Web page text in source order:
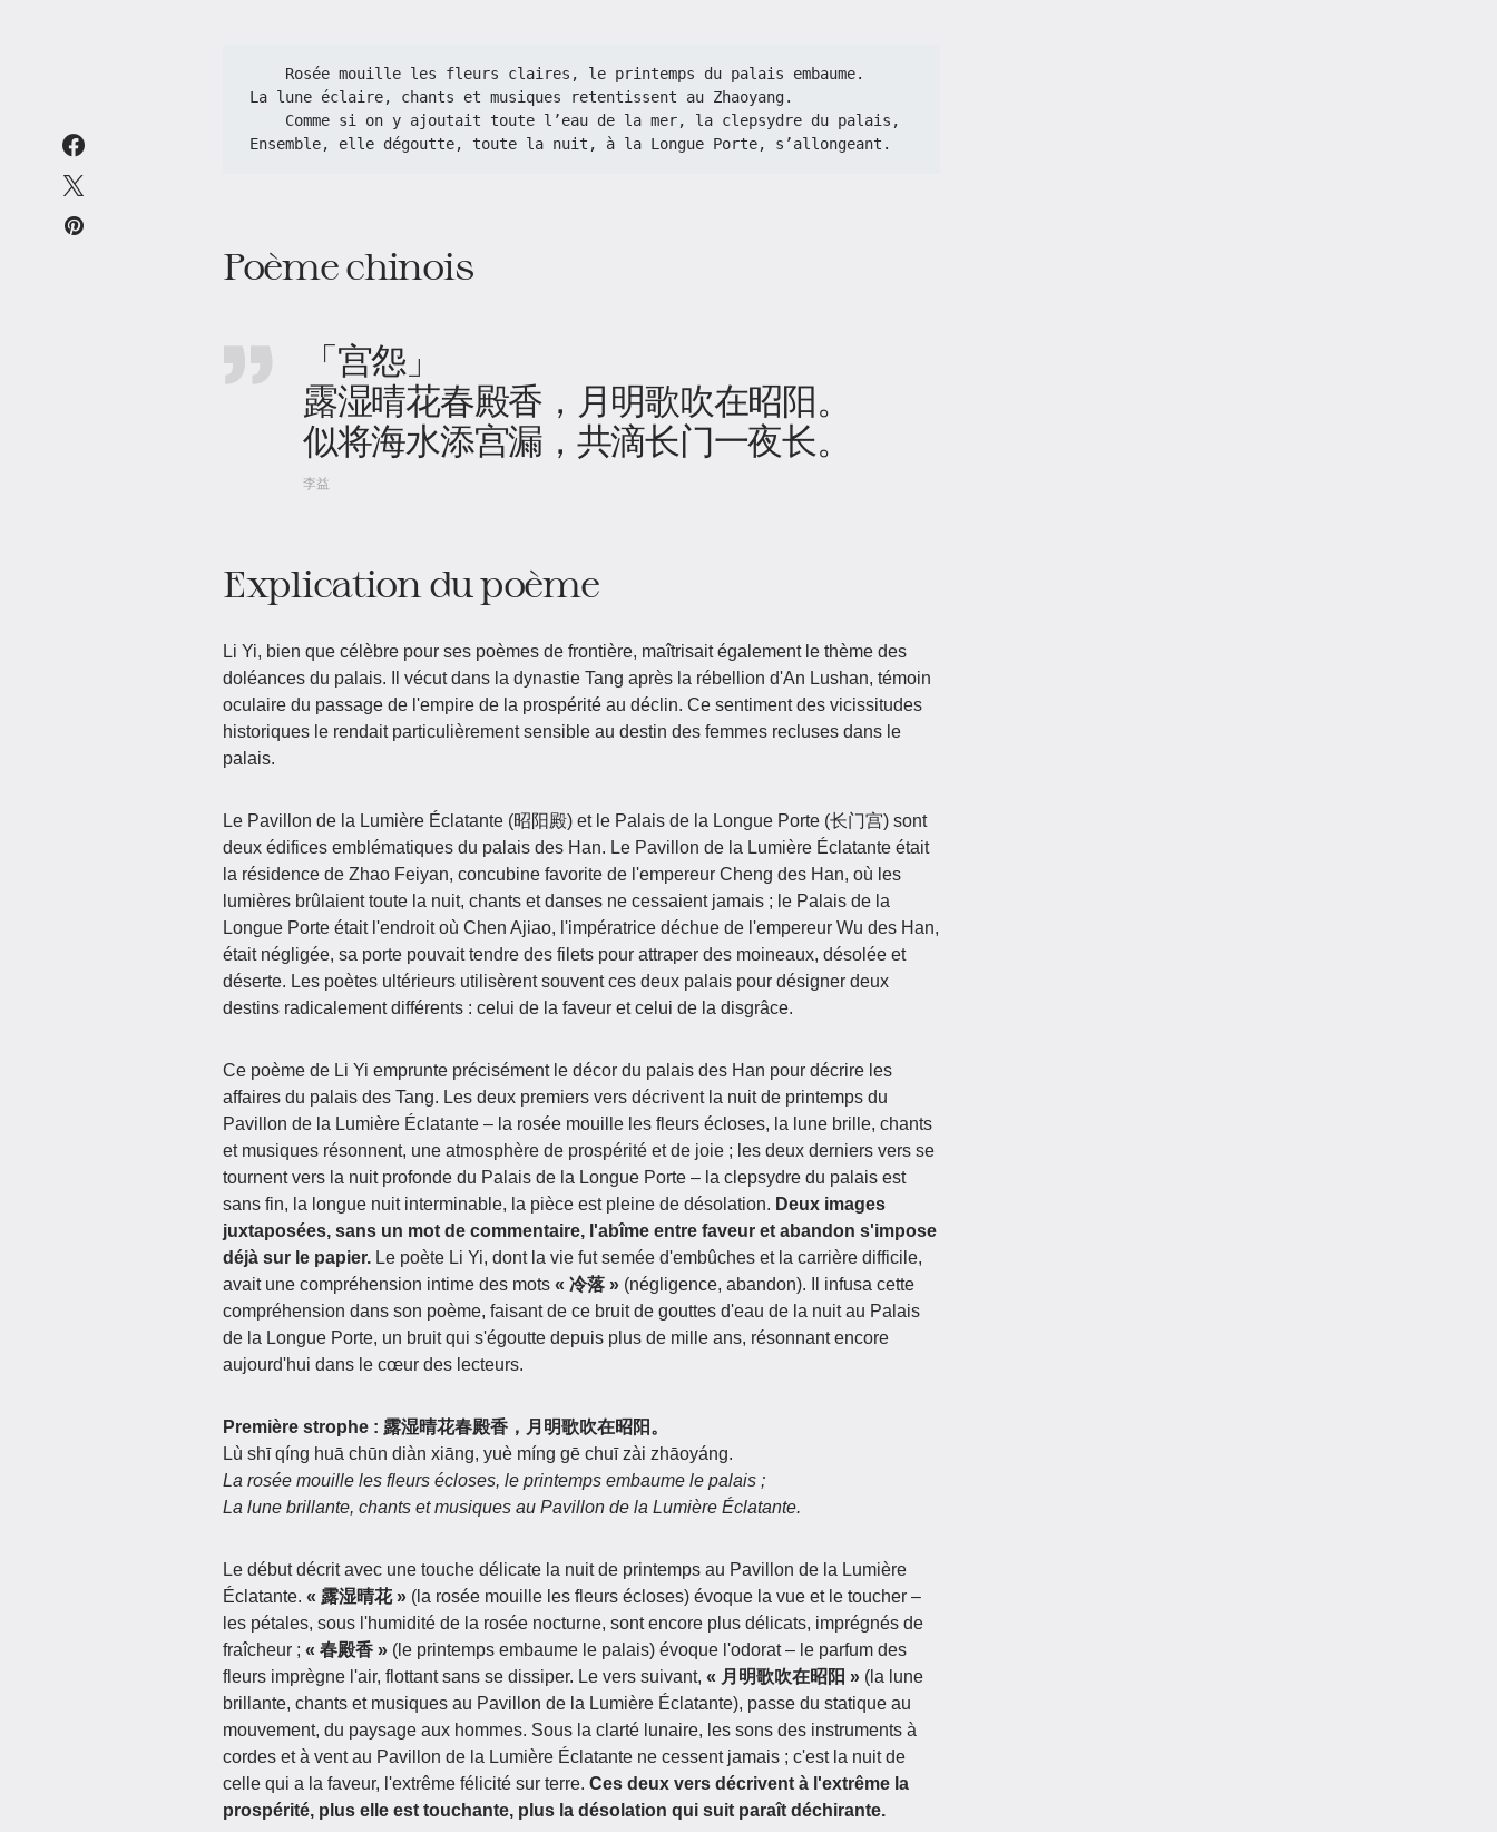
    Rosée mouille les fleurs claires, le printemps du palais embaume.
La lune éclaire, chants et musiques retentissent au Zhaoyang.
    Comme si on y ajoutait toute l’eau de la mer, la clepsydre du palais,
Ensemble, elle dégoutte, toute la nuit, à la Longue Porte, s’allongeant.
Poème chinois
「宫怨」
露湿晴花春殿香，月明歌吹在昭阳。
似将海水添宫漏，共滴长门一夜长。
李益
Explication du poème
Li Yi, bien que célèbre pour ses poèmes de frontière, maîtrisait également le thème des
doléances du palais. Il vécut dans la dynastie Tang après la rébellion d'An Lushan, témoin
oculaire du passage de l'empire de la prospérité au déclin. Ce sentiment des vicissitudes
historiques le rendait particulièrement sensible au destin des femmes recluses dans le
palais.
Le Pavillon de la Lumière Éclatante (昭阳殿) et le Palais de la Longue Porte (长门宫) sont
deux édifices emblématiques du palais des Han. Le Pavillon de la Lumière Éclatante était
la résidence de Zhao Feiyan, concubine favorite de l'empereur Cheng des Han, où les
lumières brûlaient toute la nuit, chants et danses ne cessaient jamais ; le Palais de la
Longue Porte était l'endroit où Chen Ajiao, l'impératrice déchue de l'empereur Wu des Han,
était négligée, sa porte pouvait tendre des filets pour attraper des moineaux, désolée et
déserte. Les poètes ultérieurs utilisèrent souvent ces deux palais pour désigner deux
destins radicalement différents : celui de la faveur et celui de la disgrâce.
Ce poème de Li Yi emprunte précisément le décor du palais des Han pour décrire les
affaires du palais des Tang. Les deux premiers vers décrivent la nuit de printemps du
Pavillon de la Lumière Éclatante – la rosée mouille les fleurs écloses, la lune brille, chants
et musiques résonnent, une atmosphère de prospérité et de joie ; les deux derniers vers se
tournent vers la nuit profonde du Palais de la Longue Porte – la clepsydre du palais est
sans fin, la longue nuit interminable, la pièce est pleine de désolation. Deux images
juxtaposées, sans un mot de commentaire, l'abîme entre faveur et abandon s'impose
déjà sur le papier. Le poète Li Yi, dont la vie fut semée d'embûches et la carrière difficile,
avait une compréhension intime des mots « 冷落 » (négligence, abandon). Il infusa cette
compréhension dans son poème, faisant de ce bruit de gouttes d'eau de la nuit au Palais
de la Longue Porte, un bruit qui s'égoutte depuis plus de mille ans, résonnant encore
aujourd'hui dans le cœur des lecteurs.
Première strophe : 露湿晴花春殿香，月明歌吹在昭阳。
Lù shī qíng huā chūn diàn xiāng, yuè míng gē chuī zài zhāoyáng.
La rosée mouille les fleurs écloses, le printemps embaume le palais ;
La lune brillante, chants et musiques au Pavillon de la Lumière Éclatante.
Le début décrit avec une touche délicate la nuit de printemps au Pavillon de la Lumière
Éclatante. « 露湿晴花 » (la rosée mouille les fleurs écloses) évoque la vue et le toucher –
les pétales, sous l'humidité de la rosée nocturne, sont encore plus délicats, imprégnés de
fraîcheur ; « 春殿香 » (le printemps embaume le palais) évoque l'odorat – le parfum des
fleurs imprègne l'air, flottant sans se dissiper. Le vers suivant, « 月明歌吹在昭阳 » (la lune
brillante, chants et musiques au Pavillon de la Lumière Éclatante), passe du statique au
mouvement, du paysage aux hommes. Sous la clarté lunaire, les sons des instruments à
cordes et à vent au Pavillon de la Lumière Éclatante ne cessent jamais ; c'est la nuit de
celle qui a la faveur, l'extrême félicité sur terre. Ces deux vers décrivent à l'extrême la
prospérité, plus elle est touchante, plus la désolation qui suit paraît déchirante.